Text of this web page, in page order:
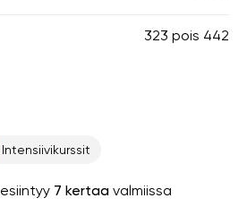
323 pois 442
Intensiivikurssit
esiintyy 7 kertaa valmiissa